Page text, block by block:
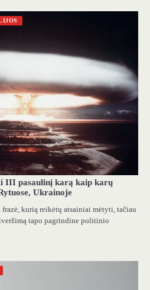
III pasaulinį karą kaip karų
Ukrainoje
frazė, kurią reikėtų atsainiai mėtyti, tačiau
tapo pagrindine politinio